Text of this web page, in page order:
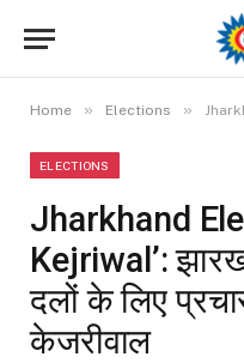
Home » Elections » Jharkhand
ELECTIONS
Jharkhand
Kejriwal’:
दलों के लिए
केजरीवाल